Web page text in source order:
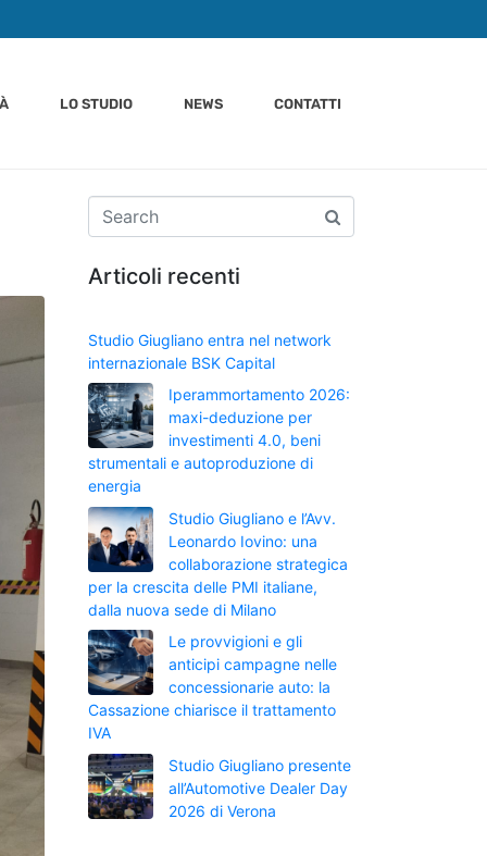
LO STUDIO NEWS CONTATTI
Articoli recenti
Studio Giugliano entra nel network
internazionale BSK Capital
Iperammortamento 2026:
maxi-deduzione per
investimenti 4.0, beni
strumentali e autoproduzione di
energia
Studio Giugliano e l’Avv.
Leonardo Iovino: una
collaborazione strategica
per la crescita delle PMI italiane,
dalla nuova sede di Milano
Le provvigioni e gli
anticipi campagne nelle
concessionarie auto: la
Cassazione chiarisce il trattamento
IVA
Studio Giugliano presente
all’Automotive Dealer Day
2026 di Verona